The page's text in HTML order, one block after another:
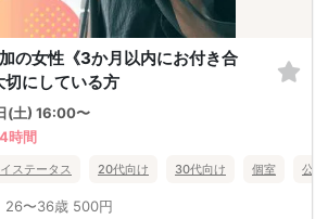
の女性《3か月以内にお付き合
切にしている方
(土) 16:00〜
時間
ステータス 20代向け 30代向け 個室 公
26〜36歳 500円